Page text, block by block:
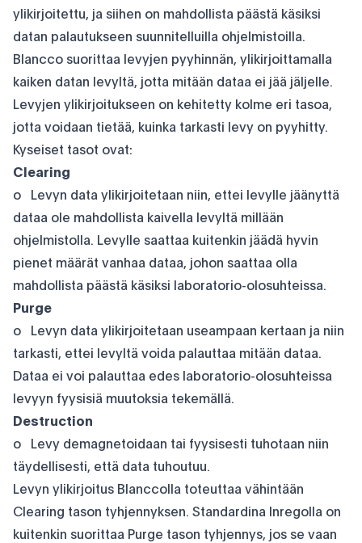
ylikirjoitettu, ja siihen on mahdollista päästä käsiksi
datan palautukseen suunnitelluilla ohjelmistoilla.
Blancco suorittaa levyjen pyyhinnän, ylikirjoittamalla
kaiken datan levyltä, jotta mitään dataa ei jää jäljelle.
Levyjen ylikirjoitukseen on kehitetty kolme eri tasoa,
jotta voidaan tietää, kuinka tarkasti levy on pyyhitty.
Kyseiset tasot ovat:
Clearing
o Levyn data ylikirjoitetaan niin, ettei levylle jäänyttä
dataa ole mahdollista kaivella levyltä millään
ohjelmistolla. Levylle saattaa kuitenkin jäädä hyvin
pienet määrät vanhaa dataa, johon saattaa olla
mahdollista päästä käsiksi laboratorio-olosuhteissa.
Purge
o Levyn data ylikirjoitetaan useampaan kertaan ja niin
tarkasti, ettei levyltä voida palauttaa mitään dataa.
Dataa ei voi palauttaa edes laboratorio-olosuhteissa
levyyn fyysisiä muutoksia tekemällä.
Destruction
o Levy demagnetoidaan tai fyysisesti tuhotaan niin
täydellisesti, että data tuhoutuu.
Levyn ylikirjoitus Blanccolla toteuttaa vähintään
Clearing tason tyhjennyksen. Standardina Inregolla on
kuitenkin suorittaa Purge tason tyhjennys, jos se vaan